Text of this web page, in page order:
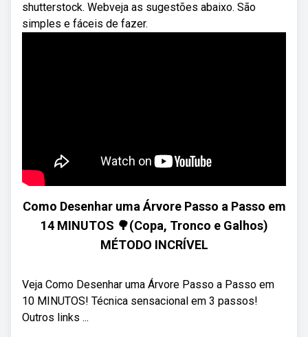
shutterstock. Webveja as sugestões abaixo. São
simples e fáceis de fazer.
Como Desenhar uma Árvore Passo a Passo em
14 MINUTOS 🌳(Copa, Tronco e Galhos)
MÉTODO INCRÍVEL
Veja Como Desenhar uma Árvore Passo a Passo em
10 MINUTOS! Técnica sensacional em 3 passos!
Outros links ...